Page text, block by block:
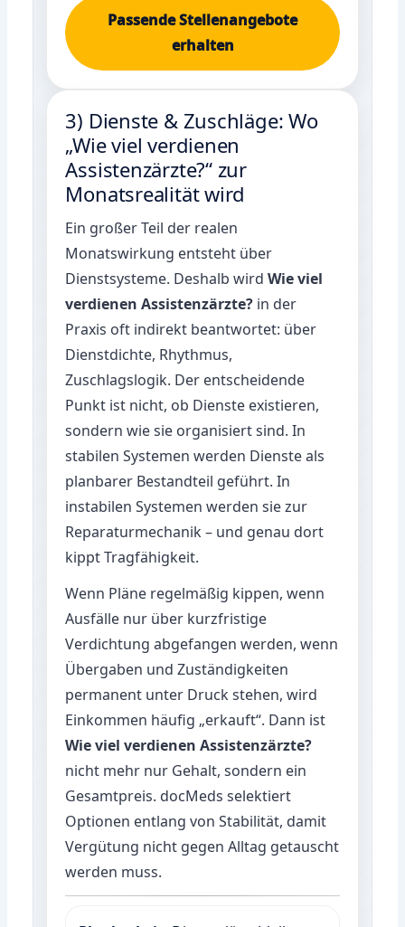
Passende Stellenangebote
erhalten
3) Dienste & Zuschläge: Wo
„Wie viel verdienen
Assistenzärzte?“ zur
Monatsrealität wird
Ein großer Teil der realen
Monatswirkung entsteht über
Dienstsysteme. Deshalb wirdWie viel
verdienen Assistenzärzte? in der
Praxis oft indirekt beantwortet: über
Dienstdichte, Rhythmus,
Zuschlagslogik. Der entscheidende
Punkt ist nicht, ob Dienste existieren,
sondern wie sie organisiert sind. In
stabilen Systemen werden Dienste als
planbarer Bestandteil geführt. In
instabilen Systemen werden sie zur
Reparaturmechanik – und genau dort
kippt Tragfähigkeit.
Wenn Pläne regelmäßig kippen, wenn
Ausfälle nur über kurzfristige
Verdichtung abgefangen werden, wenn
Übergaben und Zuständigkeiten
permanent unter Druck stehen, wird
Einkommen häufig „erkauft“. Dann ist
Wie viel verdienen Assistenzärzte?
nicht mehr nur Gehalt, sondern ein
Gesamtpreis. docMeds selektiert
Optionen entlang von Stabilität, damit
Vergütung nicht gegen Alltag getauscht
werden muss.